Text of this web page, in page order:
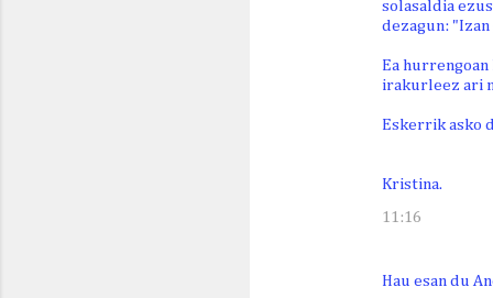
solasaldia
dezagun:
Ea
irakurleez ari
Eskerrik asko
Kristina.
11:16
Hau esan du